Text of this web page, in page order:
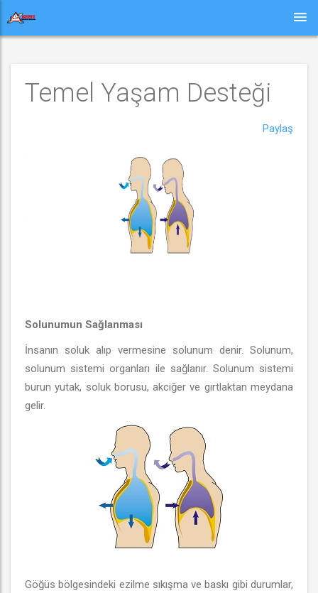
Temel Yaşam Desteği
Paylaş
Solunumun Sağlanması
İnsanın soluk alıp vermesine solunum denir. Solunum,
solunum sistemi organları ile sağlanır. Solunum sistemi
burun yutak, soluk borusu, akciğer ve gırtlaktan meydana
gelir.
Göğüs bölgesindeki ezilme sıkışma ve baskı gibi durumlar,